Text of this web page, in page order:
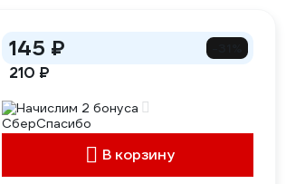
145 ₽
210 ₽
Начислим 2 бонуса
В корзину